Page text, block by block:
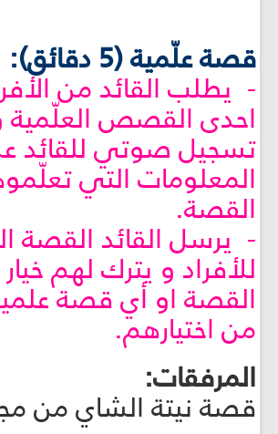
قصة علّمية (5 دقائق):
- يطلب القائد من
احدى القصص العلّمية
تسجيل صوتي للقائد
المعلومات التي
القصة.
- يرسل القائد القصة
للأفراد و يترك لهم
القصة او أي قصة
من اختيارهم.
المرفقات:
قصة نيتة الشاي من